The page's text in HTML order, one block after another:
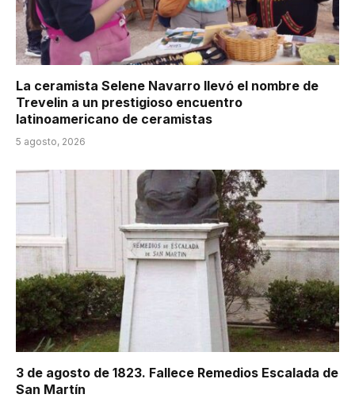
La ceramista Selene Navarro llevó el nombre de
Trevelin a un prestigioso encuentro
latinoamericano de ceramistas
5 agosto, 2026
3 de agosto de 1823. Fallece Remedios Escalada de
San Martín